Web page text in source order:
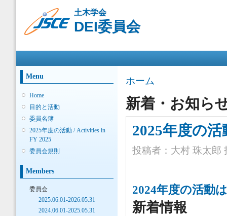
動
土木学会
DEI委員会
Menu
Home
目的と活動
委員名簿
2025年度の活動 / Activities in
FY 2025
委員会規則
Members
委員会
2025.06.01-2026.05.31
2024.06.01-2025.05.31
現在地
ホーム
新着・お知ら
2025年度の
投稿者： 大村 珠太郎
2024年度の活動
新着情報